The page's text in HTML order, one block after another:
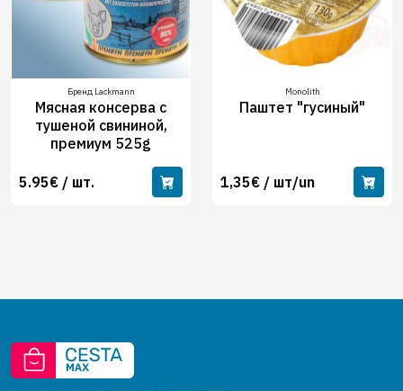
Бренд Lackmann
Мясная консерва с
тушеной свининой,
премиум 525g
5.95€ / шт.
Monolith
Паштет "гусиный"
1,35€ / шт/un